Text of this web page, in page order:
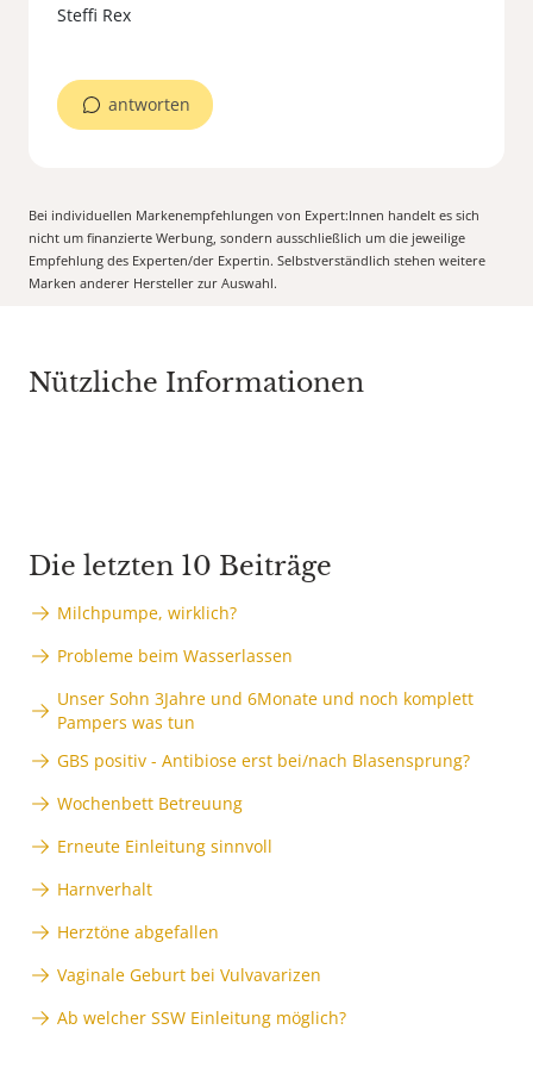
Steffi Rex
antworten
Bei individuellen Markenempfehlungen von Expert:Innen handelt es sich
nicht um finanzierte Werbung, sondern ausschließlich um die jeweilige
Empfehlung des Experten/der Expertin. Selbstverständlich stehen weitere
Marken anderer Hersteller zur Auswahl.
Nützliche Informationen
Die letzten 10 Beiträge
Milchpumpe, wirklich?
Probleme beim Wasserlassen
Unser Sohn 3Jahre und 6Monate und noch komplett
Pampers was tun
GBS positiv - Antibiose erst bei/nach Blasensprung?
Wochenbett Betreuung
Erneute Einleitung sinnvoll
Harnverhalt
Herztöne abgefallen
Vaginale Geburt bei Vulvavarizen
Ab welcher SSW Einleitung möglich?